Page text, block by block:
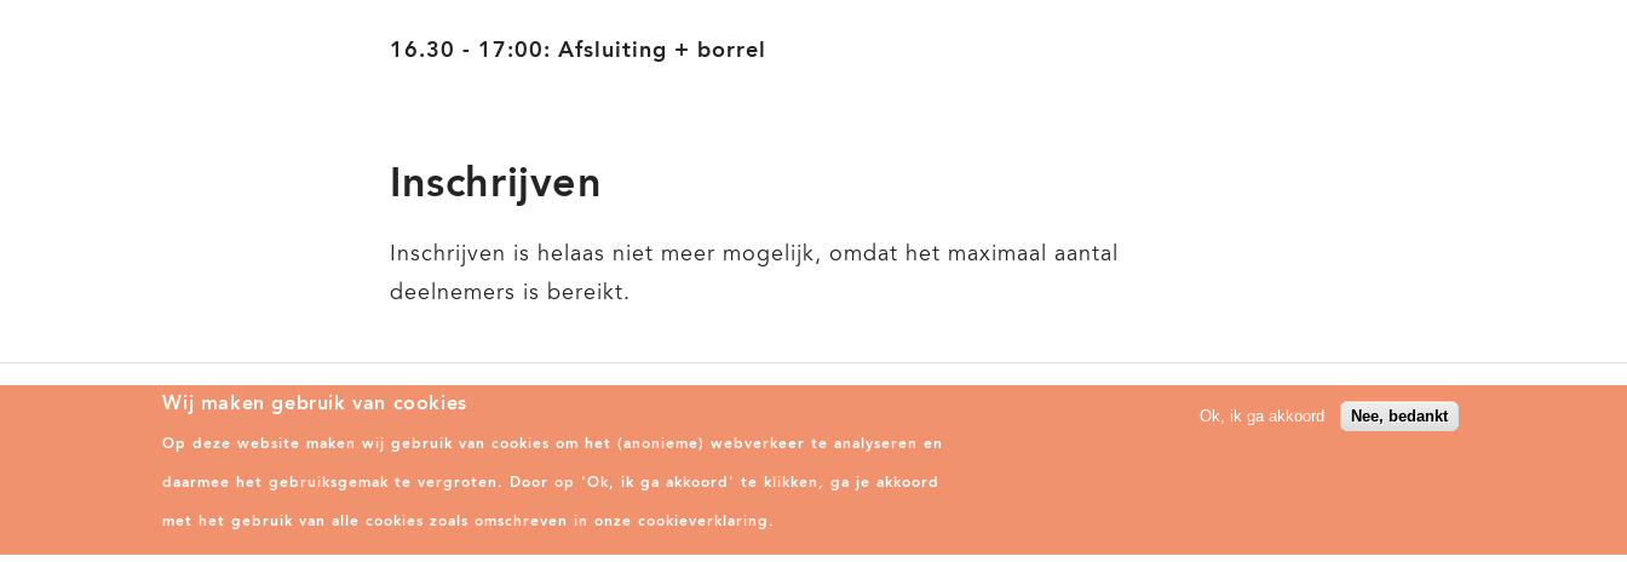
Wij maken gebruik van cookies
Op deze website maken wij gebruik van cookies om het (anonieme) webverkeer te analyseren en
daarmee het gebruiksgemak te vergroten. Door op 'Ok, ik ga akkoord' te klikken, ga je akkoord
met het gebruik van alle cookies zoals omschreven in onze cookieverklaring.
Ok, ik ga akkoord Nee, bedankt
16.30 - 17:00: Afsluiting + borrel
Inschrijven
Inschrijven is helaas niet meer mogelijk, omdat het maximaal aantal
deelnemers is bereikt.
Alles over leesproblemen en dyslexie in
onderwijs en zorg
Contact Over ons Privacy